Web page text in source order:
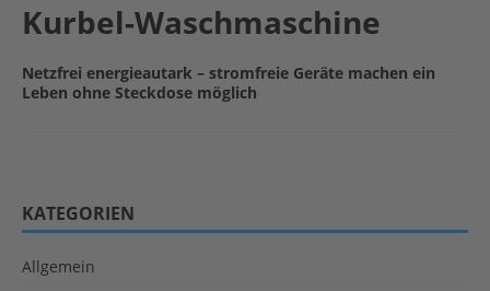
Kurbel-Waschmaschine
Netzfrei energieautark – stromfreie Geräte machen ein
Leben ohne Steckdose möglich
KATEGORIEN
Allgemein